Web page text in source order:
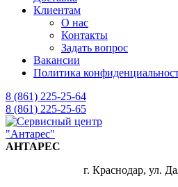
Клиентам
О нас
Контакты
Задать вопрос
Вакансии
Политика
8 (861) 225-25-64
8 (861) 225-25-65
АНТАРЕС
г. Краснодар, ул.